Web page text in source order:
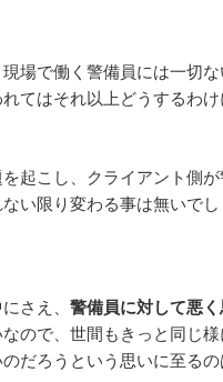
現場で働く警備員には一切
てはそれ以上どうするわ
起こし、クライアント側
い限り変わる事は無いでし
さえ、 警備員に対して悪
ので、世間もきっと同じ
だろうという思いに至るの